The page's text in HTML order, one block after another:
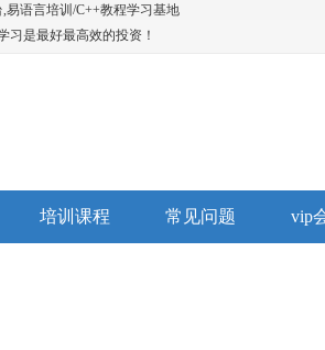
语言培训/C++教程学习基地
是最好最高效的投资！
培训课程 常见问题 vip